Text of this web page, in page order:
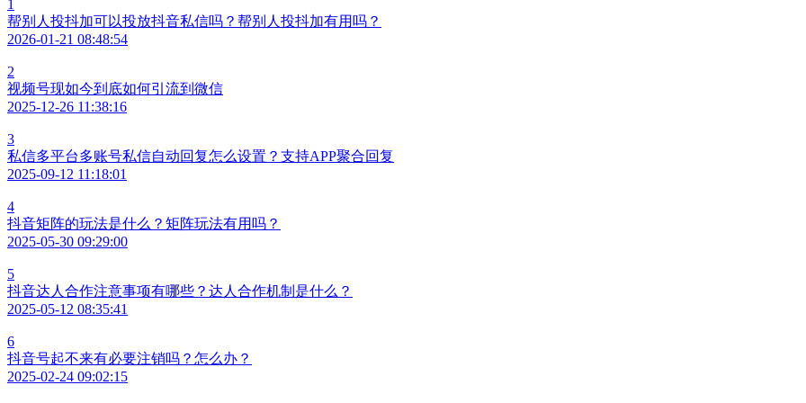
1
帮别人投抖加可以投放抖音私信吗？帮别人投抖加有用吗？
2026-01-21 08:48:54
2
视频号现如今到底如何引流到微信
2025-12-26 11:38:16
3
私信多平台多账号私信自动回复怎么设置？支持APP聚合回复
2025-09-12 11:18:01
4
抖音矩阵的玩法是什么？矩阵玩法有用吗？
2025-05-30 09:29:00
5
抖音达人合作注意事项有哪些？达人合作机制是什么？
2025-05-12 08:35:41
6
抖音号起不来有必要注销吗？怎么办？
2025-02-24 09:02:15